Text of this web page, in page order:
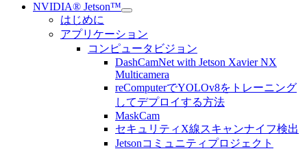
NVIDIA® Jetson™
はじめに
アプリケーション
コンピュータビジョン
DashCamNet with Jetson Xavier NX
Multicamera
reComputerでYOLOv8をトレーニング
してデプロイする方法
MaskCam
セキュリティX線スキャンナイフ検出
Jetsonコミュニティプロジェクト